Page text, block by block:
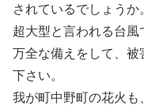
されているでしょうか
超大型と言われる台風
万全な備えをして、
下さい。
我が町中野町の花火も